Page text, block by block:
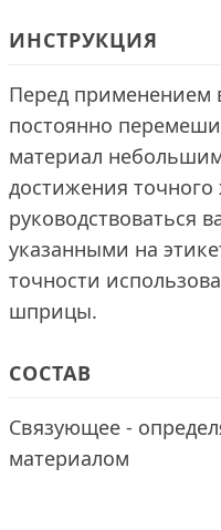
ИНСТРУКЦИЯ
Перед применением
постоянно
материал
достижения точного
руководствоваться
указанными на
точности
шприцы.
СОСТАВ
Связующее -
материалом